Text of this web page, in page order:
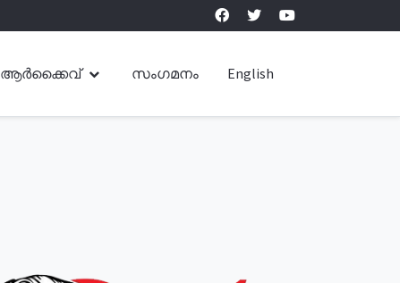
ആർക്കൈവ് സംഗമനം English